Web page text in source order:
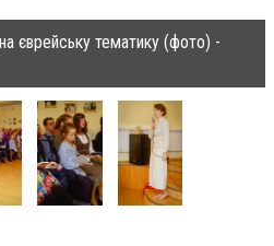
єврейську тематику (фото) -